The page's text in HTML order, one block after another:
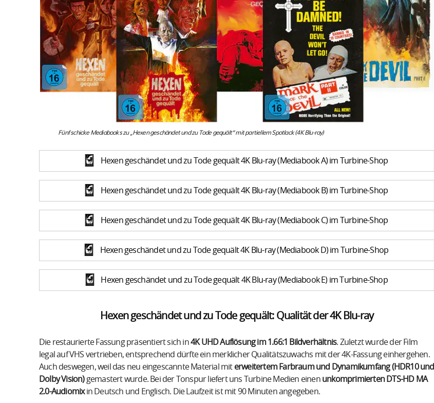
Fünf schicke Mediabooks zu „Hexen geschändet und zu Tode gequält“ mit partiellem Spotlack (4K Blu-ray)
Hexen geschändet und zu Tode gequält 4K Blu-ray (Mediabook A) im Turbine-Shop
Hexen geschändet und zu Tode gequält 4K Blu-ray (Mediabook B) im Turbine-Shop
Hexen geschändet und zu Tode gequält 4K Blu-ray (Mediabook C) im Turbine-Shop
Hexen geschändet und zu Tode gequält 4K Blu-ray (Mediabook D) im Turbine-Shop
Hexen geschändet und zu Tode gequält 4K Blu-ray (Mediabook E) im Turbine-Shop
Hexen geschändet und zu Tode gequält: Qualität der 4K Blu-ray
Die restaurierte Fassung präsentiert sich in4K UHD Auflösung im 1.66:1 Bildverhältnis. Zuletzt wurde der Film
legal auf VHS vertrieben, entsprechend dürfte ein merklicher Qualitätszuwachs mit der 4K-Fassung einhergehen.
Auch deswegen, weil das neu eingescannte Material mit erweitertem Farbraum und Dynamikumfang (HDR10 und
Dolby Vision)gemastert wurde. Bei der Tonspur liefert uns Turbine Medien einen unkomprimierten DTS-HD MA
2.0-Audiomixin Deutsch und Englisch. Die Laufzeit ist mit 90 Minuten angegeben.